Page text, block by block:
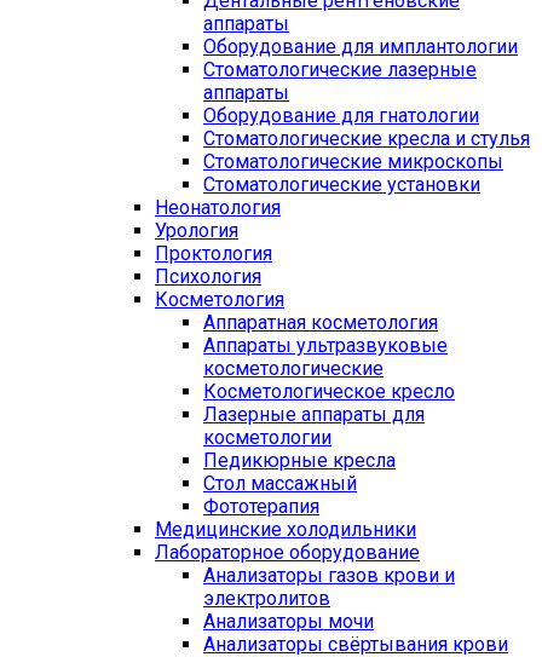
аппараты
Оборудование для имплантологии
Стоматологические лазерные
аппараты
Оборудование для гнатологии
Стоматологические кресла и стулья
Стоматологические микроскопы
Стоматологические установки
Неонатология
Урология
Проктология
Психология
Косметология
Аппаратная косметология
Аппараты ультразвуковые
косметологические
Косметологическое кресло
Лазерные аппараты для
косметологии
Педикюрные кресла
Стол массажный
Фототерапия
Медицинские холодильники
Лабораторное оборудование
Анализаторы газов крови и
электролитов
Анализаторы мочи
Анализаторы свёртывания крови